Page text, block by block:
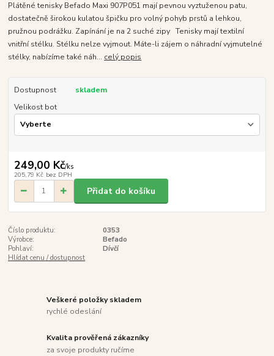
Plátěné tenisky Befado Maxi 907P051 mají pevnou vyztuženou patu,
dostatečně širokou kulatou špičku pro volný pohyb prstů a lehkou,
pružnou podrážku. Zapínání je na 2 suché zipy Tenisky mají textilní
vnitřní stélku. Stélku nelze vyjmout. Máte-li zájem o náhradní vyjmutelné
stélky, nabízíme také náh... celý popis
Dostupnost
skladem
Velikost bot
249,00 Kč/ks
205,79 Kč bez DPH
Přidat do košíku
Číslo produktu:
0353
Výrobce:
Befado
Pohlaví:
Dívčí
Hlídat cenu / dostupnost
Veškeré položky skladem
rychlé odeslání
Kvalita prověřená zákazníky
za svoje produkty ručíme